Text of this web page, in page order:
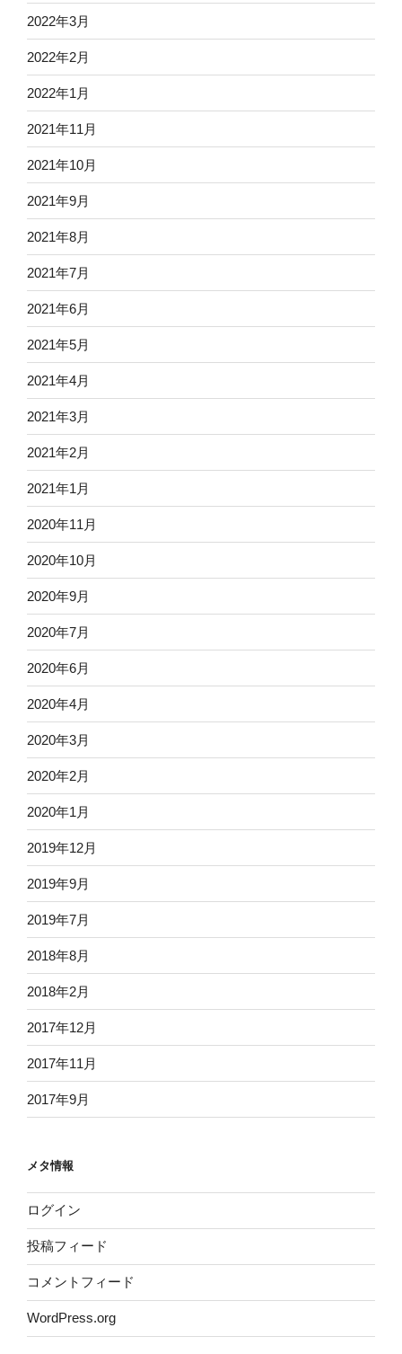
2022年3月
2022年2月
2022年1月
2021年11月
2021年10月
2021年9月
2021年8月
2021年7月
2021年6月
2021年5月
2021年4月
2021年3月
2021年2月
2021年1月
2020年11月
2020年10月
2020年9月
2020年7月
2020年6月
2020年4月
2020年3月
2020年2月
2020年1月
2019年12月
2019年9月
2019年7月
2018年8月
2018年2月
2017年12月
2017年11月
2017年9月
メタ情報
ログイン
投稿フィード
コメントフィード
WordPress.org